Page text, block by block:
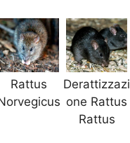
Rattus
Derattizzazi
one Rattus
Rattus